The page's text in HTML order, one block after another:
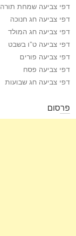
דפי צביעה שמחת תורה
דפי צביעה חג חנוכה
דפי צביעה חג המולד
דפי צביעה ט”ו בשבט
דפי צביעה פורים
דפי צביעה פסח
דפי צביעה חג שבועות
פרסום